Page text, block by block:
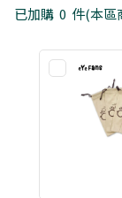
已加購 0 件(本區